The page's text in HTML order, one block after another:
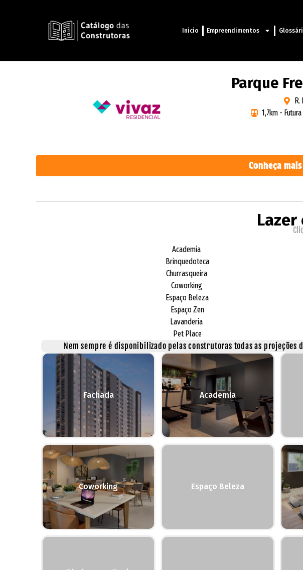
Início Empreendimentos
Parque
R.
1,7km -
Conheça
Lazer
Academia
Brinquedoteca
Churrasqueira
Coworking
Espaço Beleza
Espaço Zen
Lavanderia
Pet Place
Nem sempre é disponibilizado pelas construtoras todas as
Fachada Academia
Coworking Espaço Beleza